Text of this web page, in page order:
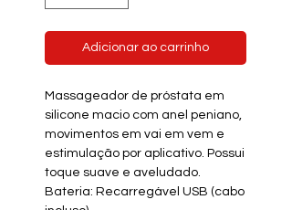
Adicionar ao carrinho
Massageador de próstata em
silicone macio com anel peniano,
movimentos em vai em vem e
estimulação por aplicativo. Possui
toque suave e aveludado.
Bateria: Recarregável USB (cabo